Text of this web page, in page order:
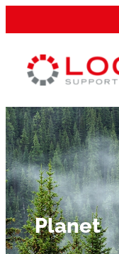
Planet